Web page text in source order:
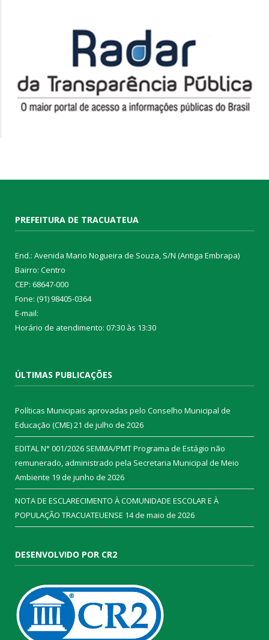
PREFEITURA DE TRACUATEUA
End.: Avenida Mario Nogueira de Souza, S/N (Antiga Embrapa)
Bairro: Centro
CEP: 68647-000
Fone: (91) 98405-0364
E-mail:
Horário de atendimento: 07:30 às 13:30
ÚLTIMAS PUBLICAÇÕES
Políticas Municipais aprovadas pelo Conselho Municipal de
Educação (CME)21 de julho de 2026
EDITAL N° 001/2026 SEMMA/PMT Programa de Estágio não
remunerado, administrado pela Secretaria Municipal de Meio
Ambiente 19 de junho de 2026
NOTA DE ESCLARECIMENTO À COMUNIDADE ESCOLAR E À
POPULAÇÃO TRACUATEUENSE 14 de maio de 2026
DESENVOLVIDO POR CR2